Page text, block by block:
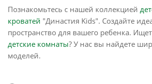
Познакомьтесь с нашей коллекцией
кроватей "Династия Kids". Создайте
пространство для вашего ребенка.
детские комнаты? У нас вы найдете
моделей.